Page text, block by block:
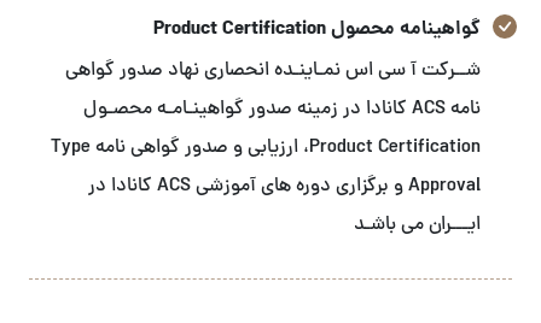
گواهینامه محصول Product Certification
شــرکت آ سی اس نمـاینـده انحصاری نهاد صدور گواهی
نامه ACS کانادا در زمینه صدور گواهینـامـه محصـول
Product Certification، ارزیابی و صدور گواهی نامه Type
Approval و برگزاری دوره های آموزشی ACS کانادا در
ایـــران می باشـد